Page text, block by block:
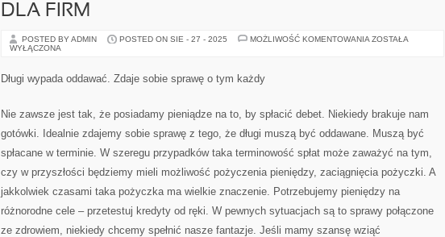
DLA FIRM
POSTED BY ADMIN POSTED ON SIE - 27 - 2025 MOŻLIWOŚĆ KOMENTOWANIA JAK
POŻYCZKA
HIPOTECZNA
FIRM
ZOSTAŁA
WYŁĄCZONA
Długi wypada oddawać. Zdaje sobie sprawę o tym każdy
Nie zawsze jest tak, że posiadamy pieniądze na to, by spłacić debet. Niekiedy brakuje nam
gotówki. Idealnie zdajemy sobie sprawę z tego, że długi muszą być oddawane. Muszą być
spłacane w terminie. W szeregu przypadków taka terminowość spłat może zaważyć na tym,
czy w przyszłości będziemy mieli możliwość pożyczenia pieniędzy, zaciągnięcia pożyczki. A
jakkolwiek czasami taka pożyczka ma wielkie znaczenie. Potrzebujemy pieniędzy na
różnorodne cele – przetestuj kredyty od ręki. W pewnych sytuacjach są to sprawy połączone
ze zdrowiem, niekiedy chcemy spełnić nasze fantazje. Jeśli mamy szansę wziąć